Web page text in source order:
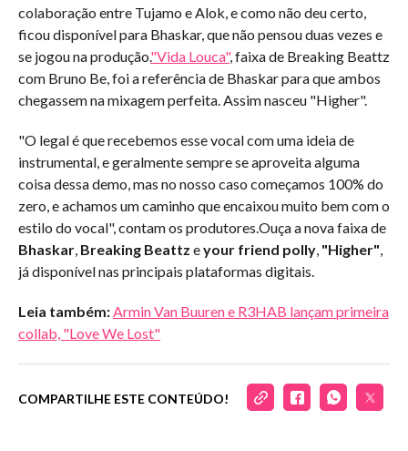
colaboração entre Tujamo e Alok, e como não deu certo,
ficou disponível para Bhaskar, que não pensou duas vezes e
se jogou na produção."Vida Louca", faixa de Breaking Beattz
com Bruno Be, foi a referência de Bhaskar para que ambos
chegassem na mixagem perfeita. Assim nasceu "Higher".
"O legal é que recebemos esse vocal com uma ideia de
instrumental, e geralmente sempre se aproveita alguma
coisa dessa demo, mas no nosso caso começamos 100% do
zero, e achamos um caminho que encaixou muito bem com o
estilo do vocal", contam os produtores.Ouça a nova faixa de
Bhaskar, Breaking Beattz eyour friend polly, "Higher",
já disponível nas principais plataformas digitais.
Leia também:Armin Van Buuren e R3HAB lançam primeira
collab, "Love We Lost"
COMPARTILHE ESTE CONTEÚDO!